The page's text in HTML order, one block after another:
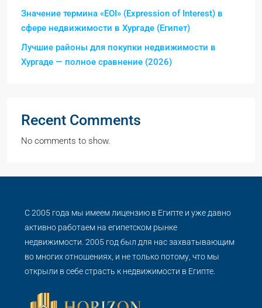
Значение термина «EOI» (Expression of Interest) в
сфере недвижимости в Хургаде (Египет)
Лучшие районы для покупки недвижимости в
Хургаде — полное сравнение (2026)
Recent Comments
No comments to show.
С 2005 года мы имеем лицензию в Египте и уже давно
активно работаем на египетском рынке
недвижимости. 2005 год был для нас захватывающим
во многих отношениях, и не только потому, что мы
открыли в себе страсть к недвижимости в Египте.